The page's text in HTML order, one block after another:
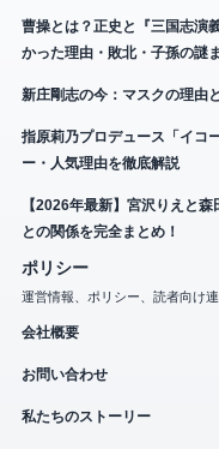
曹操とは？正史と『三国志演
かった理由・敗北・子孫の謎
新庄剛志の今：マスクの理由
指原莉乃プロデュース「イコ
ー・人気理由を徹底解説
【2026年最新】宮沢りえと
との関係を完全まとめ！
ポリシー
運営情報、ポリシー、読者向け連
会社概要
お問い合わせ
私たちのストーリー